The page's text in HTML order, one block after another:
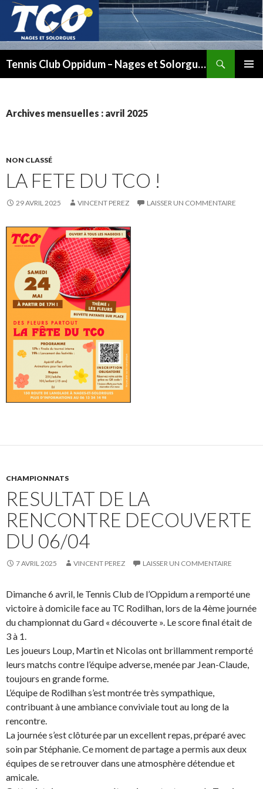
Tennis Club Oppidum – Nages et Solorgues
Archives mensuelles : avril 2025
NON CLASSÉ
LA FETE DU TCO !
29 AVRIL 2025 VINCENT PEREZ LAISSER UN COMMENTAIRE
CHAMPIONNATS
RESULTAT DE LA
RENCONTRE DECOUVERTE
DU 06/04
7 AVRIL 2025 VINCENT PEREZ LAISSER UN COMMENTAIRE
Dimanche 6 avril, le Tennis Club de l’Oppidum a remporté une
victoire à domicile face au TC Rodilhan, lors de la 4ème journée
du championnat du Gard « découverte ». Le score final était de
3 à 1.
Les joueurs Loup, Martin et Nicolas ont brillamment remporté
leurs matchs contre l’équipe adverse, menée par Jean-Claude,
toujours en grande forme.
L’équipe de Rodilhan s’est montrée très sympathique,
contribuant à une ambiance conviviale tout au long de la
rencontre.
La journée s’est clôturée par un excellent repas, préparé avec
soin par Stéphanie. Ce moment de partage a permis aux deux
équipes de se retrouver dans une atmosphère détendue et
amicale.